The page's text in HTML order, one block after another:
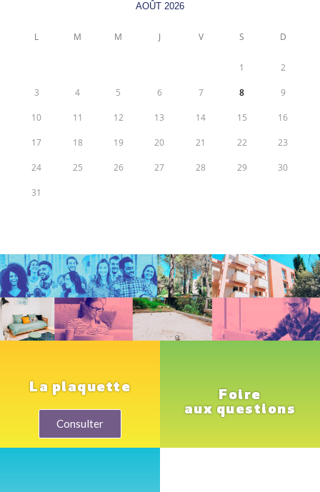
AOÛT 2026
L M M J V S D
1 2
3 4 5 6 7 8 9
10 11 12 13 14 15 16
17 18 19 20 21 22 23
24 25 26 27 28 29 30
31
La plaquette
Consulter
Foire
aux questions